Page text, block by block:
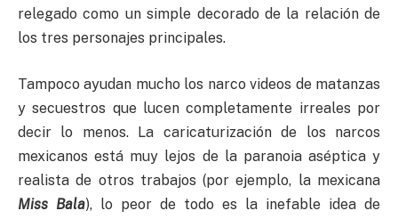
relegado como un simple decorado de la relación de
los tres personajes principales.
Tampoco ayudan mucho los narco videos de matanzas
y secuestros que lucen completamente irreales por
decir lo menos. La caricaturización de los narcos
mexicanos está muy lejos de la paranoia aséptica y
realista de otros trabajos (por ejemplo, la mexicana
Miss Bala), lo peor de todo es la inefable idea de